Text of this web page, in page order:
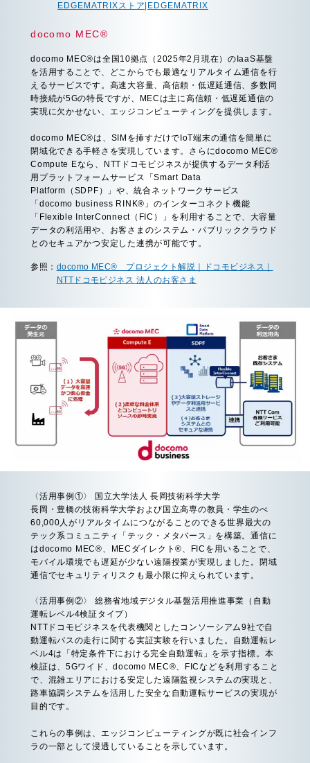
EDGEMATRIXストア|EDGEMATRIX
docomo MEC®
docomo MEC®は全国10拠点（2025年2月現在）のIaaS基盤
を活用することで、どこからでも最適なリアルタイム通信を行
えるサービスです。高速大容量、高信頼・低遅延通信、多数同
時接続が5Gの特長ですが、MECは主に高信頼・低遅延通信の
実現に欠かせない、エッジコンピューティングを提供します。
docomo MEC®は、SIMを挿すだけでIoT端末の通信を簡単に
閉域化できる手軽さを実現しています。さらにdocomo MEC®
Compute Eなら、NTTドコモビジネスが提供するデータ利活
用プラットフォームサービス「Smart Data
Platform（SDPF）」や、統合ネットワークサービス
「docomo business RINK®」のインターコネクト機能
「Flexible InterConnect（FIC）」を利用することで、大容量
データの利活用や、お客さまのシステム・パブリッククラウド
とのセキュアかつ安定した連携が可能です。
参照： docomo MEC® プロジェクト解説｜ドコモビジネス｜
NTTドコモビジネス 法人のお客さま
〈活用事例①〉 国立大学法人 長岡技術科学大学
長岡・豊橋の技術科学大学および国立高専の教員・学生のべ
60,000人がリアルタイムにつながることのできる世界最大の
テック系コミュニティ「テック・メタバース」を構築。通信に
はdocomo MEC®、MECダイレクト®、FICを用いることで、
モバイル環境でも遅延が少ない遠隔授業が実現しました。閉域
通信でセキュリティリスクも最小限に抑えられています。
〈活用事例②〉 総務省地域デジタル基盤活用推進事業（自動
運転レベル4検証タイプ）
NTTドコモビジネスを代表機関としたコンソーシアム9社で自
動運転バスの走行に関する実証実験を行いました。自動運転レ
ベル4は「特定条件下における完全自動運転」を示す指標。本
検証は、5Gワイド、docomo MEC®、FICなどを利用すること
で、混雑エリアにおける安定した遠隔監視システムの実現と、
路車協調システムを活用した安全な自動運転サービスの実現が
目的です。
これらの事例は、エッジコンピューティングが既に社会インフ
ラの一部として浸透していることを示しています。